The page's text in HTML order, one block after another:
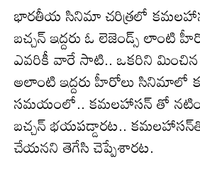
భారతీయ సినిమా చరిత్రలో
బచ్చన్ ఇద్దరు ఓ లెజెండ్స్ లాంటి
ఎవరికీ వారే సాటి.. ఒకరిని మించిన
అలాంటి ఇద్దరు హీరోలు సినిమాలో
సమయంలో.. కమలహాసన్ తో
బచ్చన్ భయపడ్డారట..
చేయనని తెగేసి చెప్పేశారట.